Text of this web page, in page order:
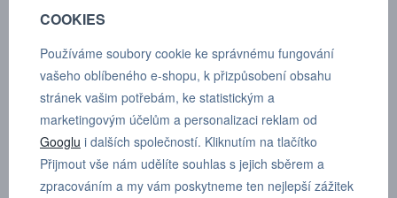
polyamid
Závitová šroubení s vnějším válcovým závitem jsou
dodávána včetně příslušných těsnících kroužků.
COOKIES
Používáme soubory cookie ke správnému fungování
vašeho oblíbeného e-shopu, k přizpůsobení obsahu
stránek vašim potřebám, ke statistickým a
marketingovým účelům a personalizaci reklam od
Googlu i dalších společností. Kliknutím na tlačítko
Přijmout vše nám udělíte souhlas s jejich sběrem a
zpracováním a my vám poskytneme ten nejlepší zážitek